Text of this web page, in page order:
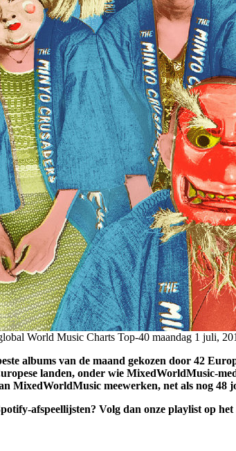
World Music Charts Top-40 maandag 1 juli,
albums van de maand gekozen door 42
landen, onder wie MixedWorldMusic-
MixedWorldMusic meewerken, net als nog 48
afspeellijsten? Volg dan onze playlist op